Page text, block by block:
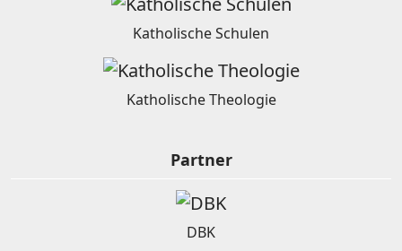
Katholische Schulen
Katholische Theologie
Partner
DBK